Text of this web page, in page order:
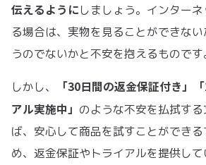
伝えるようにしましょう。インター
る場合は、実物を見ることができな
うのでないかと不安を抱えるものです
しかし、
「30日間の返金保証付き」
アル実施中」 のような不安を払拭す
ば、安心して商品を試すことができ
め、返金保証やトライアルを提供し